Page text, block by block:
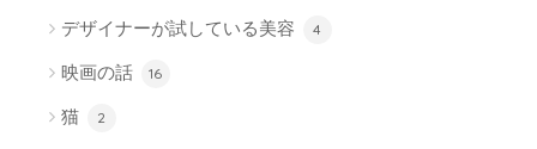
デザイナーが試している美容 4
映画の話 16
猫 2